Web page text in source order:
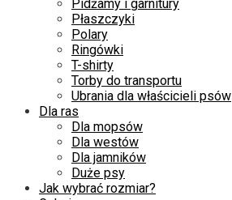
Pidżamy i garnitury
Płaszczyki
Polary
Ringówki
T-shirty
Torby do transportu
Ubrania dla właścicieli psów
Dla ras
Dla mopsów
Dla westów
Dla jamników
Duże psy
Jak wybrać rozmiar?